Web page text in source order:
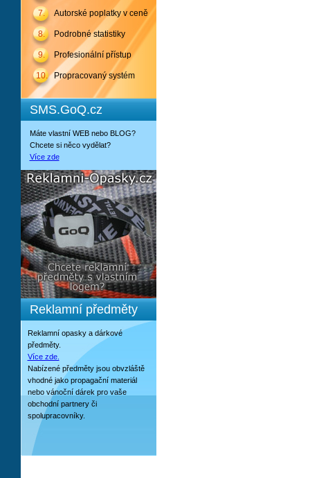
7. Autorské poplatky v ceně
8. Podrobné statistiky
9. Profesionální přístup
10. Propracovaný systém
SMS.GoQ.cz
Máte vlastní WEB nebo BLOG?
Chcete si něco vydělat?
Více zde
Reklamní předměty
Reklamní opasky a dárkové
předměty.
Více zde.
Nabízené předměty jsou obvzláště
vhodné jako propagační materiál
nebo vánoční dárek pro vaše
obchodní partnery či
spolupracovníky.